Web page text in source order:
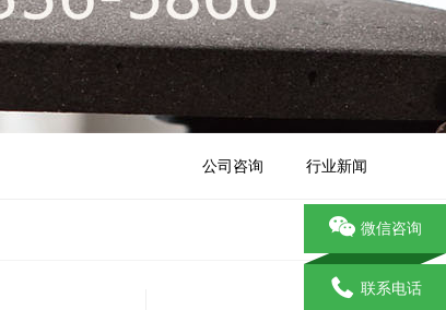
公司咨询 行业新闻
微信咨询
联系电话